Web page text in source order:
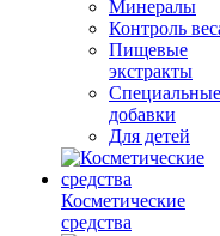
Минералы
Контроль
Пищевые
экстракты
Специальные
добавки
Для детей
Косметические
средства